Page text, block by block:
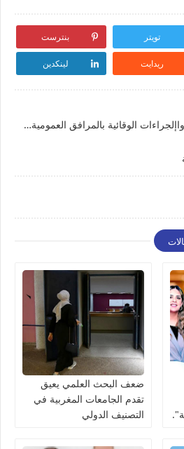
تويتر بنترست
ريدايت لينكدين
تحميل دليل عملي للتدابير واإلجراءات الوقائية بالمرافق العمومية pdf
ضعف البحث العلمي يعيق
تقدم الجامعات المغربية في
التصنيف الدولي